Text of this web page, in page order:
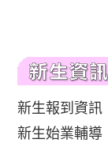
新生報到資訊
新生始業輔導